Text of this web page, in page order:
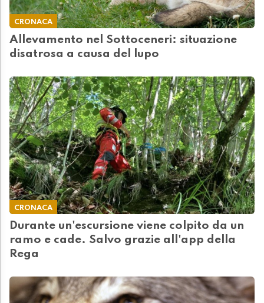
CRONACA
Allevamento nel Sottoceneri: situazione
disatrosa a causa del lupo
CRONACA
Durante un'escursione viene colpito da un
ramo e cade. Salvo grazie all'app della
Rega